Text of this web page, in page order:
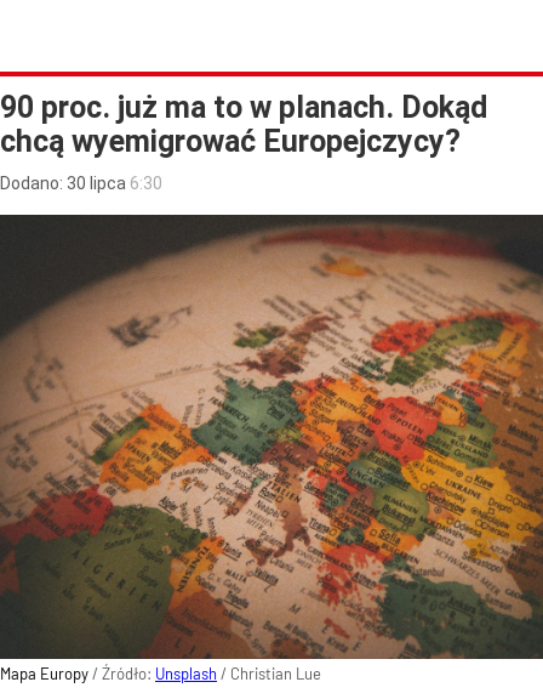
90 proc. już ma to w planach. Dokąd
chcą wyemigrować Europejczycy?
Dodano: 30 lipca 6:30
Mapa Europy/ Źródło: Unsplash / Christian Lue